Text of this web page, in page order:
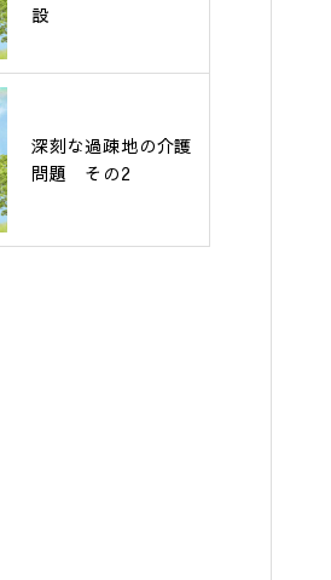
設
深刻な過疎地の介護
問題 その2